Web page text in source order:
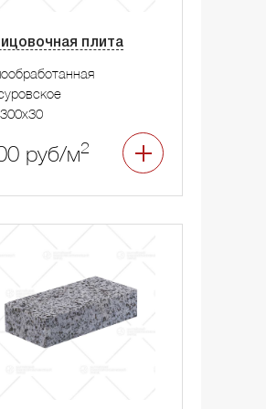
плита
руб/м2